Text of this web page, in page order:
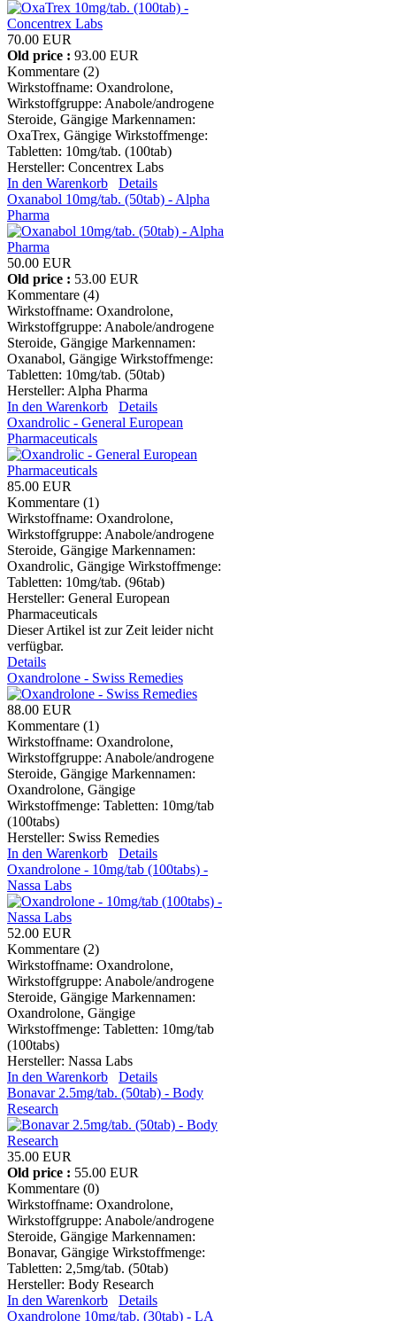
70.00 EUR
Old price : 93.00 EUR
Kommentare (2)
Wirkstoffname: Oxandrolone,
Wirkstoffgruppe: Anabole/androgene
Steroide, Gängige Markennamen:
OxaTrex, Gängige Wirkstoffmenge:
Tabletten: 10mg/tab. (100tab)
Hersteller: Concentrex Labs
In den Warenkorb
Details
Oxanabol 10mg/tab. (50tab) - Alpha
Pharma
50.00 EUR
Old price : 53.00 EUR
Kommentare (4)
Wirkstoffname: Oxandrolone,
Wirkstoffgruppe: Anabole/androgene
Steroide, Gängige Markennamen:
Oxanabol, Gängige Wirkstoffmenge:
Tabletten: 10mg/tab. (50tab)
Hersteller: Alpha Pharma
In den Warenkorb
Details
Oxandrolic - General European
Pharmaceuticals
85.00 EUR
Kommentare (1)
Wirkstoffname: Oxandrolone,
Wirkstoffgruppe: Anabole/androgene
Steroide, Gängige Markennamen:
Oxandrolic, Gängige Wirkstoffmenge:
Tabletten: 10mg/tab. (96tab)
Hersteller: General European
Pharmaceuticals
Dieser Artikel ist zur Zeit leider nicht
verfügbar.
Details
Oxandrolone - Swiss Remedies
88.00 EUR
Kommentare (1)
Wirkstoffname: Oxandrolone,
Wirkstoffgruppe: Anabole/androgene
Steroide, Gängige Markennamen:
Oxandrolone, Gängige
Wirkstoffmenge: Tabletten: 10mg/tab
(100tabs)
Hersteller: Swiss Remedies
In den Warenkorb
Details
Oxandrolone - 10mg/tab (100tabs) -
Nassa Labs
52.00 EUR
Kommentare (2)
Wirkstoffname: Oxandrolone,
Wirkstoffgruppe: Anabole/androgene
Steroide, Gängige Markennamen:
Oxandrolone, Gängige
Wirkstoffmenge: Tabletten: 10mg/tab
(100tabs)
Hersteller: Nassa Labs
In den Warenkorb
Details
Bonavar 2.5mg/tab. (50tab) - Body
Research
35.00 EUR
Old price : 55.00 EUR
Kommentare (0)
Wirkstoffname: Oxandrolone,
Wirkstoffgruppe: Anabole/androgene
Steroide, Gängige Markennamen:
Bonavar, Gängige Wirkstoffmenge:
Tabletten: 2,5mg/tab. (50tab)
Hersteller: Body Research
In den Warenkorb
Details
Oxandrolone 10mg/tab. (30tab) - LA